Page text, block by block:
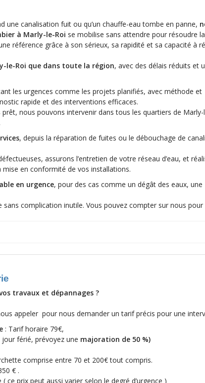
une canalisation fuit ou qu’un chauffe-eau tombe en panne,
à Marly-le-Roi se mobilise sans attendre pour résoudre
référence grâce à son sérieux, sa rapidité et sa capacité à
le-Roi que dans toute la région, avec des délais réduits et
les urgences comme les projets planifiés, avec méthode et
rapide et des interventions efficaces.
nous pouvons intervenir dans tous les quartiers de Marly-
, depuis la réparation de fuites ou le débouchage de
assurons l’entretien de votre réseau d’eau, et
en conformité de vos installations.
en urgence, pour des cas comme un dégât des eaux, une
complication inutile. Vous pouvez compter sur nous
travaux et dépannages ?
appeler pour nous demander un tarif précis pour une
: Tarif horaire 79€,
jour férié, prévoyez une majoration de 50 %)
comprise entre 70 et 200€ tout compris.
€ .
ce prix peut aussi varier selon le degré d’urgence )